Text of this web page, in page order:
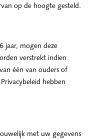
op de hoogte gesteld.
jaar, mogen deze
verstrekt indien
één van ouders of
hebben
met uw gegevens